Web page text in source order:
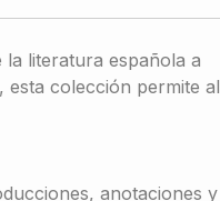
literatura española a
esta colección permite al
anotaciones y